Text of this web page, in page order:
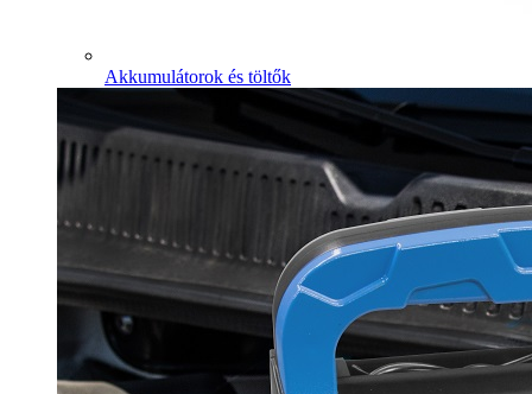
Akkumulátorok és töltők